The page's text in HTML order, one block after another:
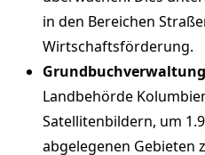
in den Bereichen
Wirtschaftsförderung.
Grundbuchverwaltung
Landbehörde
Satellitenbildern, um
abgelegenen Gebieten